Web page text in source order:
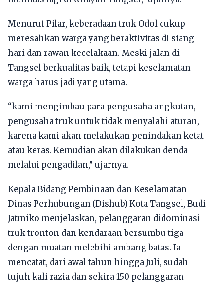
Menurut Pilar, keberadaan truk Odol cukup
meresahkan warga yang beraktivitas di siang
hari dan rawan kecelakaan. Meski jalan di
Tangsel berkualitas baik, tetapi keselamatan
warga harus jadi yang utama.
“kami mengimbau para pengusaha angkutan,
pengusaha truk untuk tidak menyalahi aturan,
karena kami akan melakukan penindakan ketat
atau keras. Kemudian akan dilakukan denda
melalui pengadilan,” ujarnya.
Kepala Bidang Pembinaan dan Keselamatan
Dinas Perhubungan (Dishub) Kota Tangsel, Budi
Jatmiko menjelaskan, pelanggaran didominasi
truk tronton dan kendaraan bersumbu tiga
dengan muatan melebihi ambang batas. Ia
mencatat, dari awal tahun hingga Juli, sudah
tujuh kali razia dan sekira 150 pelanggaran